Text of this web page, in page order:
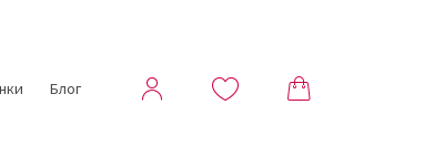
Блог